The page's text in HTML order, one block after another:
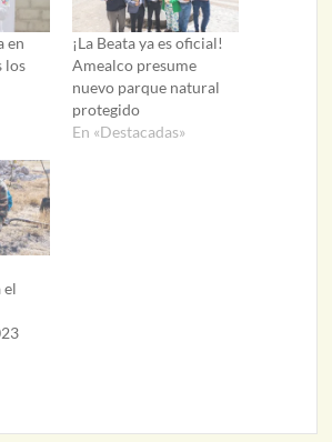
en
los
¡La Beata ya es oficial!
Amealco presume
nuevo parque natural
protegido
En «Destacadas»
el